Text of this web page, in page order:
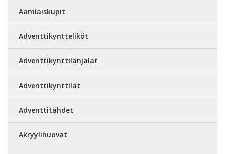
Aamiaiskupit
Adventtikyntteliköt
Adventtikynttilänjalat
Adventtikynttilät
Adventtitähdet
Akryylihuovat